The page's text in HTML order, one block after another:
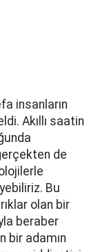
insanların
Akıllı saatin
de
Bu
olan bir
beraber
bir adamın